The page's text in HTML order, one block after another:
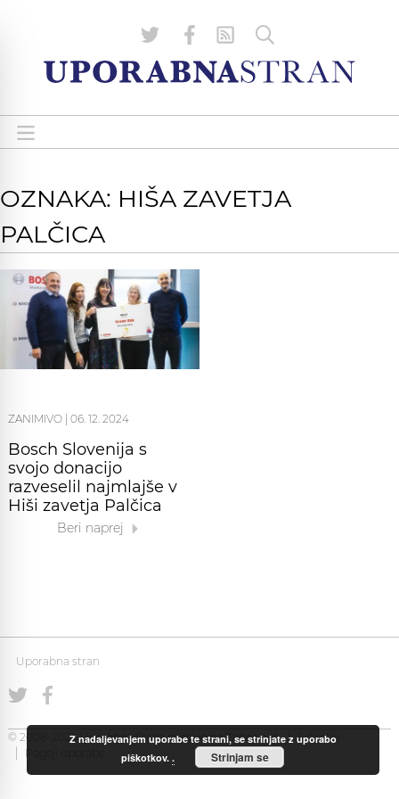
OZNAKA: HIŠA ZAVETJA
PALČICA
ZANIMIVO 06. 12. 2024
Bosch Slovenija s
svojo donacijo
razveselil najmlajše v
Hiši zavetja Palčica
Beri naprej
Uporabna stran
© 2008-2026 Uporabna Stran gostuje naZabec.net
Piškotki
Pogoji uporabe
Z nadaljevanjem uporabe te strani, se strinjate z uporabo
piškotkov.. Strinjam se